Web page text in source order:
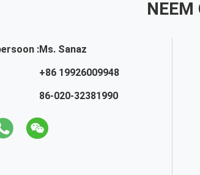
NEEM
:Ms. Sanaz
+86 19926009948
86-020-32381990